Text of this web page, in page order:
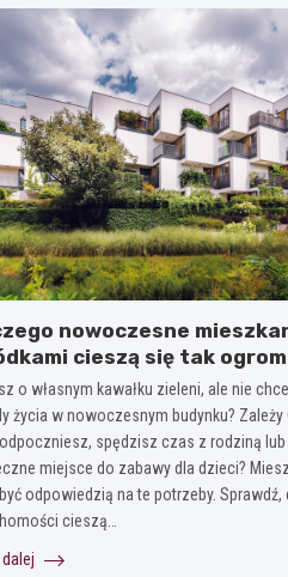
nowoczesne
cieszą się tak
o własnym kawałku zieleni, ale nie
życia w nowoczesnym budynku?
spędzisz czas z rodziną
miejsce do zabawy dla dzieci?
odpowiedzią na te potrzeby. Sprawdź,
cieszą…